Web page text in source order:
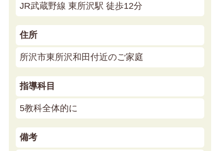
JR武蔵野線 東所沢駅 徒歩12分
住所
所沢市東所沢和田付近のご家庭
指導科目
5教科全体的に
備考